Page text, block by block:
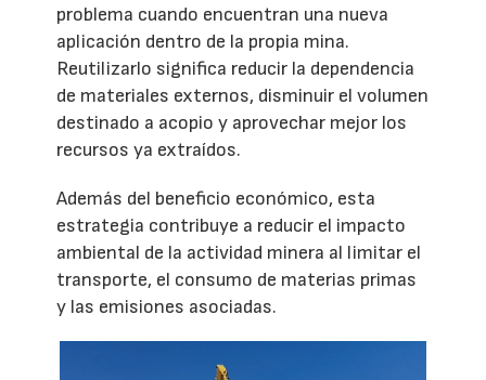
problema cuando encuentran una nueva
aplicación dentro de la propia mina.
Reutilizarlo significa reducir la dependencia
de materiales externos, disminuir el volumen
destinado a acopio y aprovechar mejor los
recursos ya extraídos.
Además del beneficio económico, esta
estrategia contribuye a reducir el impacto
ambiental de la actividad minera al limitar el
transporte, el consumo de materias primas
y las emisiones asociadas.